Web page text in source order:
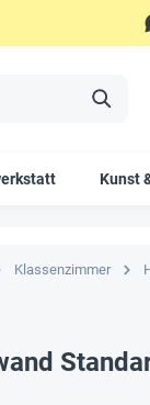
Kunst
Klassenzimmer